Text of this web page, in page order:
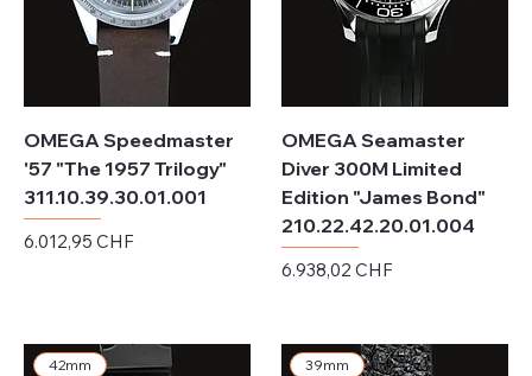
OMEGA Speedmaster
'57 "The 1957 Trilogy"
311.10.39.30.01.001
Preis
6.012,95 CHF
OMEGA Seamaster
Diver 300M Limited
Edition "James Bond"
210.22.42.20.01.004
Preis
6.938,02 CHF
42mm 39mm